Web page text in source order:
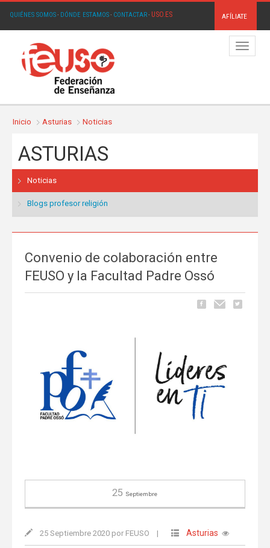
QUIÉNES SOMOS· DÓNDE ESTAMOS· CONTACTAR· USO.ES AFÍLIATE
Menú
Inicio Asturias Noticias
ASTURIAS
Noticias
Blogs profesor religión
Convenio de colaboración entre
FEUSO y la Facultad Padre Ossó
25 Septiembre
25 Septiembre 2020 por FEUSO | Asturias